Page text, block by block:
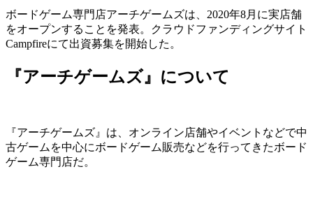
ボードゲーム専門店アーチゲームズは、2020年8月に実店舗
をオープンすることを発表。クラウドファンディングサイト
Campfireにて出資募集を開始した。
『アーチゲームズ』について
『アーチゲームズ』は、オンライン店舗やイベントなどで中
古ゲームを中心にボードゲーム販売などを行ってきたボード
ゲーム専門店だ。